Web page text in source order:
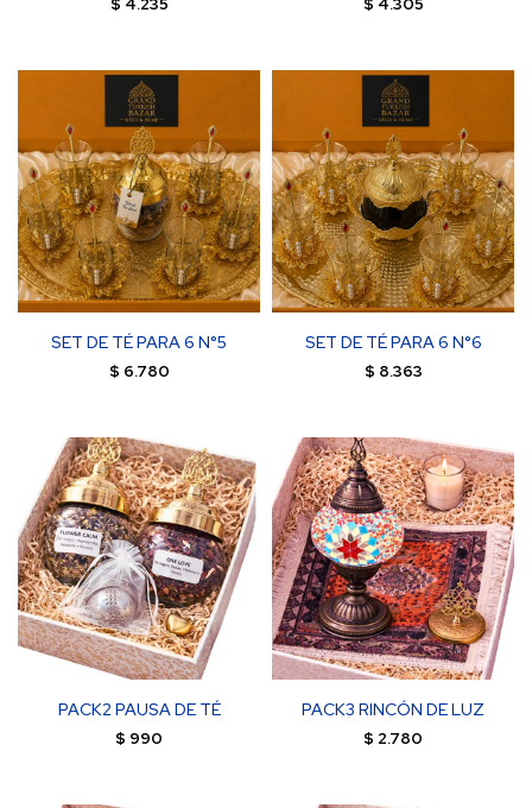
$ 4.235 $ 4.305
SET DE TÉ PARA 6 N°5
$ 6.780
SET DE TÉ PARA 6 N°6
$ 8.363
PACK2 PAUSA DE TÉ
$ 990
PACK3 RINCÓN DE LUZ
$ 2.780